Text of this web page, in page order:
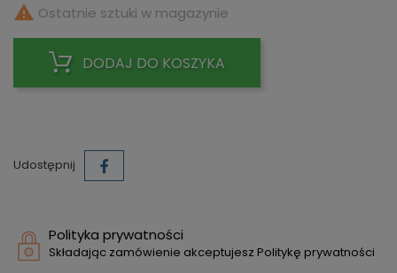
 Ostatnie sztuki w magazynie
DODAJ DO KOSZYKA
Udostępnij
Polityka prywatności
Składając zamówienie akceptujesz Politykę prywatności